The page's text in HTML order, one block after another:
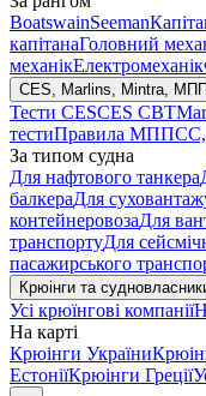
BoatswainSeeman
капітанаГоловний
механікЕлектромеханік
CES, Marlins, Mintra,
Тести CESCES CBT
тестиПравила МППСС,
За типом судна
Для нафтового танкера
балкераДля
контейнеровозаДля
транспортуДля
пасажирського
Крюінги та
Усі крюїнгові компанії
На карті
Крюінги України
ЕстоніїКрюінги Греції